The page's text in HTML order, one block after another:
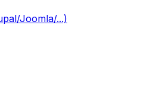
Joomla/...)